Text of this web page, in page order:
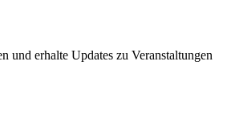
und erhalte Updates zu Veranstaltungen